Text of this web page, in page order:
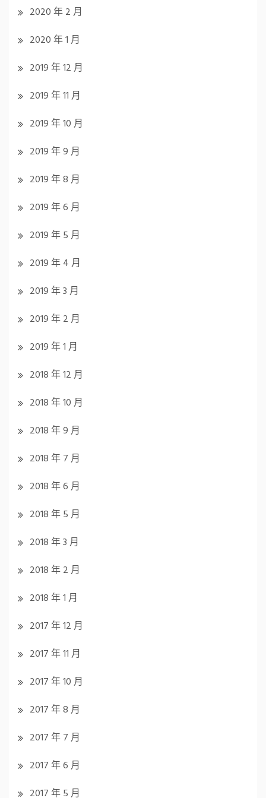
2020 年 2 月
2020 年 1 月
2019 年 12 月
2019 年 11 月
2019 年 10 月
2019 年 9 月
2019 年 8 月
2019 年 6 月
2019 年 5 月
2019 年 4 月
2019 年 3 月
2019 年 2 月
2019 年 1 月
2018 年 12 月
2018 年 10 月
2018 年 9 月
2018 年 7 月
2018 年 6 月
2018 年 5 月
2018 年 3 月
2018 年 2 月
2018 年 1 月
2017 年 12 月
2017 年 11 月
2017 年 10 月
2017 年 8 月
2017 年 7 月
2017 年 6 月
2017 年 5 月